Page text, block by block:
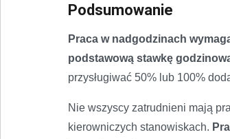
Podsumowanie
Praca w nadgodzinach
podstawową stawkę
przysługiwać 50% lub 100%
Nie wszyscy zatrudnieni mają
kierowniczych stanowiskach.